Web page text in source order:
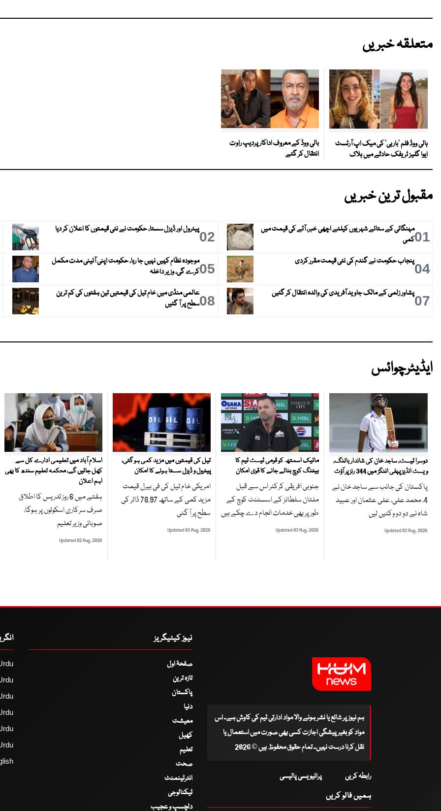
متعلقہ خبریں
ہالی ووڈ فلم ’باربی‘ کی میک اپ آرٹسٹ
ایوا گلیز ٹریفک حادثے میں ہلاک
بالی ووڈ کے معروف اداکار پردیپ راوت
انتقال کر گئے
مقبول ترین خبریں
01مہنگائی کے ستائے شہریوں کیلئے اچھی خبر، آٹے کی قیمت میں
کمی
02پیٹرول اور ڈیزل سستا، حکومت نے نئی قیمتوں کا اعلان کر دیا
04پنجاب حکومت نے گندم کی نئی قیمت مقرر کردی 05موجودہ نظام کہیں نہیں جا رہا، حکومت اپنی آئینی مدت مکمل
کرے گی، وزیر داخلہ
07پشاور زلمی کے مالک جاوید آفریدی کی والدہ انتقال کر گئیں 08عالمی منڈی میں خام تیل کی قیمتیں تین ہفتوں کی کم ترین
سطح پر آ گئیں
ایڈیٹرچوائس
دوسرا ٹیسٹ، ساجد خان کی شاندار بالنگ،
ویسٹ انڈیز پہلی اننگز میں 344 رنز پر آؤٹ
پاکستان کی جانب سے ساجد خان نے
4، محمد علی، علی عثمان اور عبید
شاہ نے دو دو وکٹیں لیں
Updated 03 Aug, 2026
مائیک اسمتھ کو قومی ٹیسٹ ٹیم کا
بیٹنگ کوچ بنائے جانے کا قوی امکان
جنوبی افریقی کرکٹر اس سے قبل
ملتان سلطانز کے اسسٹنٹ کوچ کے
طور پر بھی خدمات انجام دے چکے ہیں
Updated 03 Aug, 2026
تیل کی قیمتوں میں مزید کمی ہو گئی،
پیٹرول و ڈیزل سستا ہونے کا امکان
امریکی خام تیل کی فی بیرل قیمت
مزید کمی کے ساتھ 78.97 ڈالر کی
سطح پر آ گئی
Updated 03 Aug, 2026
اسلام آباد میں تعلیمی ادارے کل سے
کھل جائیں گے، محکمہ تعلیم سندھ کا بھی
اہم اعلان
ہفتے میں 6 روز تدریس کا اطلاق
صرف سرکاری اسکولوں پر ہوگا،
صوبائی وزیر تعلیم
Updated 02 Aug, 2026
ہم نیوز پر شائع یا نشر ہونے والا مواد ادارتی ٹیم کی کاوش ہے۔ اس
مواد کو بغیر پیشگی اجازت کسی بھی صورت میں استعمال یا
نقل کرنا درست نہیں۔ تمام حقوق محفوظ ہیں © 2026
رابطہ کریں پرائیویسی پالیسی
ہمیں فالو کریں
نیوز کیٹیگریز
صفحۂ اول
تازہ ترین
پاکستان
دنیا
معیشت
کھیل
تعلیم
صحت
انٹرٹینمنٹ
ٹیکنالوجی
دلچسپ و عجیب